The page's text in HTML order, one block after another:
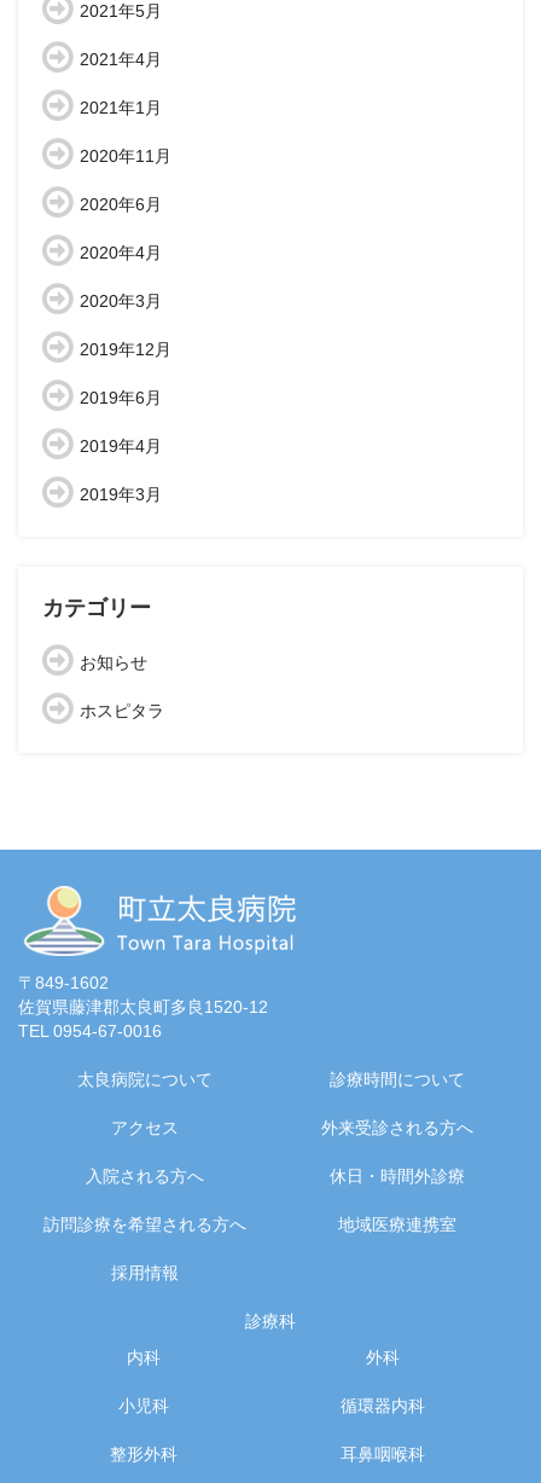
2021年5月
2021年4月
2021年1月
2020年11月
2020年6月
2020年4月
2020年3月
2019年12月
2019年6月
2019年4月
2019年3月
カテゴリー
お知らせ
ホスピタラ
〒849-1602
佐賀県藤津郡太良町多良1520-12
TEL 0954-67-0016
太良病院について 診療時間について
アクセス 外来受診される方へ
入院される方へ 休日・時間外診療
訪問診療を希望される方へ 地域医療連携室
採用情報
診療科
内科
外科
小児科 循環器内科
整形外科 耳鼻咽喉科